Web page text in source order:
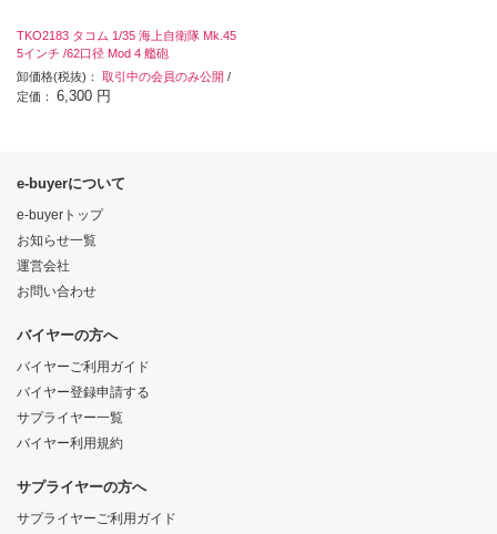
TKO2183 タコム 1/35 海上自衛隊 Mk.45
5インチ /62口径 Mod 4 艦砲
卸価格(税抜)： 取引中の会員のみ公開 /
定価： 6,300 円
e-buyerについて
e-buyerトップ
お知らせ一覧
運営会社
お問い合わせ
バイヤーの方へ
バイヤーご利用ガイド
バイヤー登録申請する
サプライヤー一覧
バイヤー利用規約
サプライヤーの方へ
サプライヤーご利用ガイド